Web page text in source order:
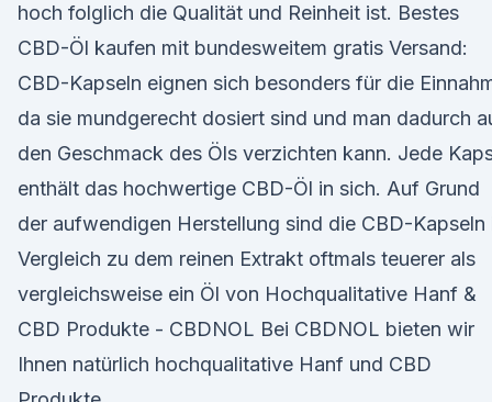
hoch folglich die Qualität und Reinheit ist. Bestes
CBD-Öl kaufen mit bundesweitem gratis Versand:
CBD-Kapseln eignen sich besonders für die
da sie mundgerecht dosiert sind und man dadurch
den Geschmack des Öls verzichten kann. Jede
enthält das hochwertige CBD-Öl in sich. Auf Grund
der aufwendigen Herstellung sind die CBD-Kapseln
Vergleich zu dem reinen Extrakt oftmals teuerer als
vergleichsweise ein Öl von Hochqualitative Hanf &
CBD Produkte - CBDNOL Bei CBDNOL bieten wir
Ihnen natürlich hochqualitative Hanf und CBD